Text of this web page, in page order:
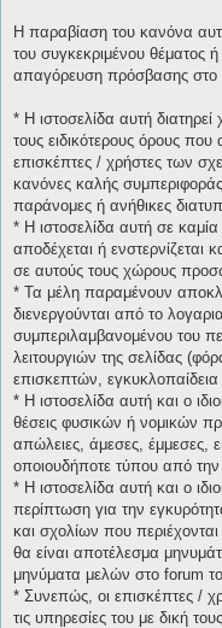
Η παραβίαση του κανόνα
του συγκεκριμένου θέματος
απαγόρευση πρόσβασης στο
* H ιστοσελίδα αυτή
τους ειδικότερους όρους
επισκέπτες / χρήστες των
κανόνες καλής
παράνομες ή ανήθικες
* H ιστοσελίδα αυτή σε
αποδέχεται ή ενστερνίζεται
σε αυτούς τους χώρους
* Τα μέλη παραμένουν
διενεργούνται από το
συμπεριλαμβανομένου του
λειτουργιών της σελίδας
επισκεπτών,
* H ιστοσελίδα αυτή και ο
θέσεις φυσικών ή νομικών
απώλειες, άμεσες, έμμεσες,
οποιουδήποτε τύπου από
* H ιστοσελίδα αυτή και ο
περίπτωση για την
και σχολίων που
θα είναι αποτέλεσμα
μηνύματα μελών στο forum
* Συνεπώς, οι επισκέπτες /
τις υπηρεσίες του με δική